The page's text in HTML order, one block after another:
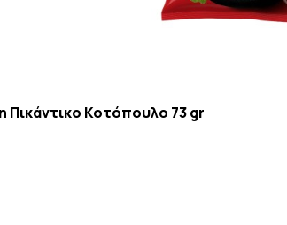
Κοτόπουλο 73 gr